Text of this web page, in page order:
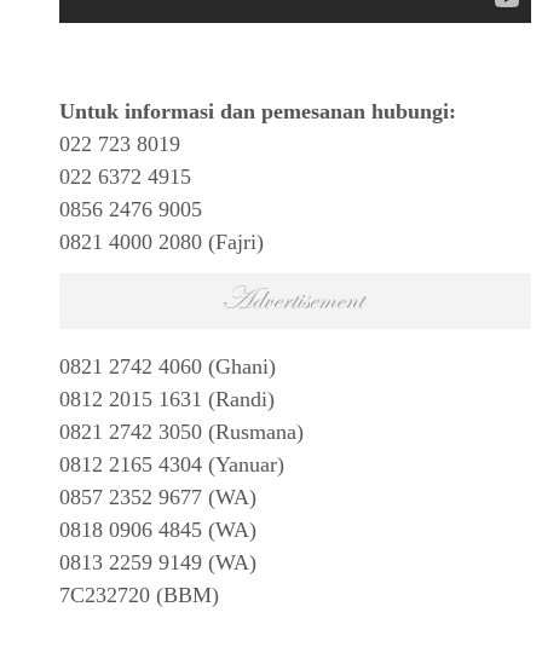
Untuk informasi dan pemesanan hubungi:
022 723 8019
022 6372 4915
0856 2476 9005
0821 4000 2080 (Fajri)
0821 2742 4060 (Ghani)
0812 2015 1631 (Randi)
0821 2742 3050 (Rusmana)
0812 2165 4304 (Yanuar)
0857 2352 9677 (WA)
0818 0906 4845 (WA)
0813 2259 9149 (WA)
7C232720 (BBM)